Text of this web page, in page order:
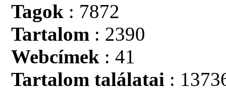
Tagok : 7872
Tartalom : 2390
Webcímek : 41
Tartalom találatai :